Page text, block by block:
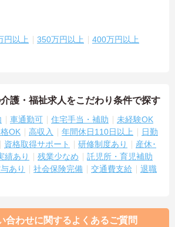
円以上 350万円以上 400万円以上
護・福祉求人をこだわり条件で探す
車通勤可 住宅手当・補助
未経験OK
OK 高収入 年間休日110日以上
日勤
資格取得サポート 研修制度あり
産休･
績あり
残業少なめ
託児所・育児補助
あり 社会保険完備 交通費支給
退職
合わせに関するよくあるご質問